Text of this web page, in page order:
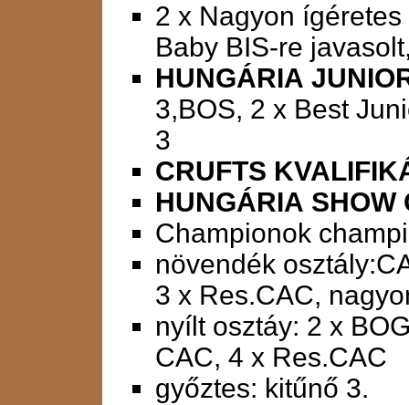
2 x Nagyon
Baby BIS-re
HUNGÁRIA
3,BOS, 2 x Best
3
CRUFTS
HUNGÁRIA SHOW
Championok
növendék
3 x Res.CAC,
nyílt osztáy: 2 x
CAC, 4 x Res.CAC
győztes: kitűnő 3.